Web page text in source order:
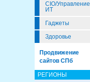
CIO/Управление
ИТ
Гаджеты
Здоровье
Продвижение
сайтов СПб
РЕГИОНЫ